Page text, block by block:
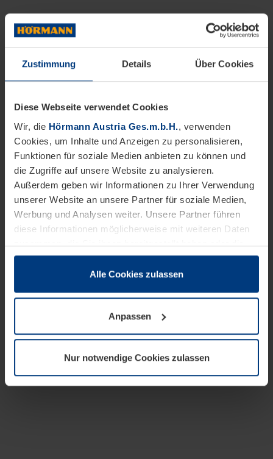
Zustimmung Details Über Cookies
Diese Webseite verwendet Cookies
Wir, die Hörmann Austria Ges.m.b.H., verwenden
Cookies, um Inhalte und Anzeigen zu personalisieren,
Funktionen für soziale Medien anbieten zu können und
die Zugriffe auf unsere Website zu analysieren.
Außerdem geben wir Informationen zu Ihrer Verwendung
unserer Website an unsere Partner für soziale Medien,
Werbung und Analysen weiter. Unsere Partner führen
diese Informationen möglicherweise mit weiteren Daten
zusammen, die Sie ihnen bereitgestellt haben oder die
sie im Rahmen Ihrer Nutzung der Dienste gesammelt
wenn diese für den Betrieb dieser Seite unbedingt
notwendig sind. Für alle anderen Cookie-Typen benötigen
wir Ihre Erlaubnis. Ihre Einwilligung können Sie jederzeit
Datenschutzerklärungunserer Website ändern oder
widerrufen.
Alle Cookies zulassen
Anpassen
Nur notwendige Cookies zulassen